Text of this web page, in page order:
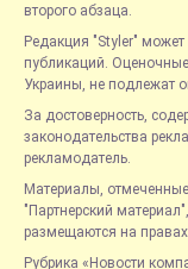
второго абзаца.
Редакция "Styler" может
публикаций.
Украины, не подлежат
За достоверность,
законодательства
рекламодатель.
Материалы,
"Партнерский
размещаются на
Рубрика «Новости